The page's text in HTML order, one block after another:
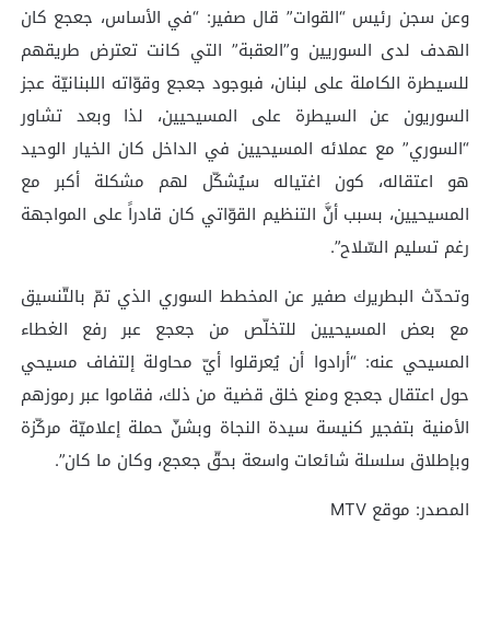
وعن سجن رئيس “القوات” قال صفير: “في الأساس، جعجع كان
الهدف لدى السوريين و”العقبة” التي كانت تعترض طريقهم
للسيطرة الكاملة على لبنان، فبوجود جعجع وقوّاته اللبنانيّة عجز
السوريون عن السيطرة على المسيحيين، لذا وبعد تشاور
“السوري” مع عملائه المسيحيين في الداخل كان الخيار الوحيد
هو اعتقاله، كون اغتياله سيُشكّل لهم مشكلة أكبر مع
المسيحيين، بسبب أنَّ التنظيم القوّاتي كان قادراً على المواجهة
رغم تسليم السّلاح”.
وتحدّث البطريرك صفير عن المخطط السوري الذي تمّ بالتّنسيق
مع بعض المسيحيين للتخلّص من جعجع عبر رفع الغطاء
المسيحي عنه: “أرادوا أن يُعرقلوا أيّ محاولة إلتفاف مسيحي
حول اعتقال جعجع ومنع خلق قضية من ذلك، فقاموا عبر رموزهم
الأمنية بتفجير كنيسة سيدة النجاة وبشنّ حملة إعلاميّة مركّزة
وبإطلاق سلسلة شائعات واسعة بحقّ جعجع، وكان ما كان”.
المصدر: موقع MTV